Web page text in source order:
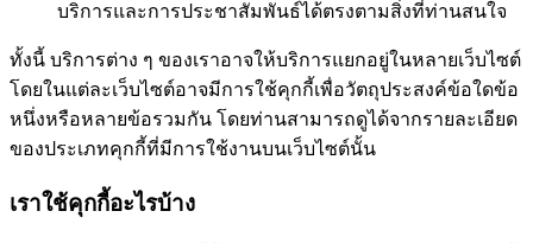
บริการและการประชาสัมพันธ์ได้ตรงตามสิ่งที่ท่านสนใจ
ทั้งนี้ บริการต่าง ๆ ของเราอาจให้บริการแยกอยู่ในหลายเว็บไซต์
โดยในแต่ละเว็บไซต์อาจมีการใช้คุกกี้เพื่อวัตถุประสงค์ข้อใดข้อ
หนึ่งหรือหลายข้อรวมกัน โดยท่านสามารถดูได้จากรายละเอียด
ของประเภทคุกกี้ที่มีการใช้งานบนเว็บไซต์นั้น
เราใช้คุกกี้อะไรบ้าง